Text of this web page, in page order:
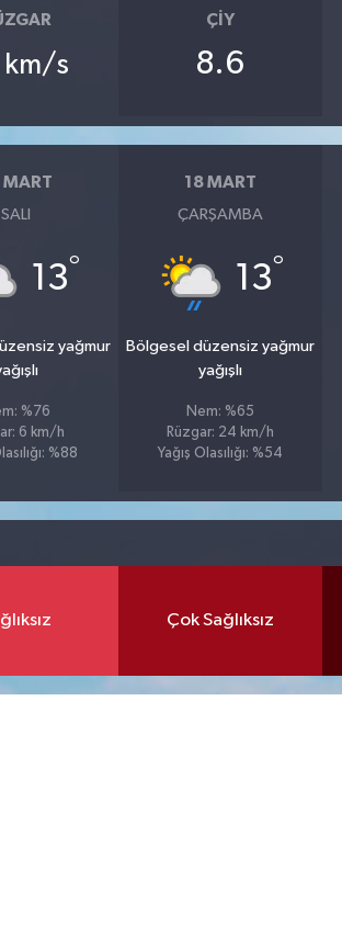
km/s
ÇIY
8.6
MART
SALI
13°
yağmur
%76
6 km/h
%88
18 MART
ÇARŞAMBA
13°
Bölgesel düzensiz yağmur
yağışlı
Nem: %65
Rüzgar: 24 km/h
Yağış Olasılığı: %54
Çok Sağlıksız